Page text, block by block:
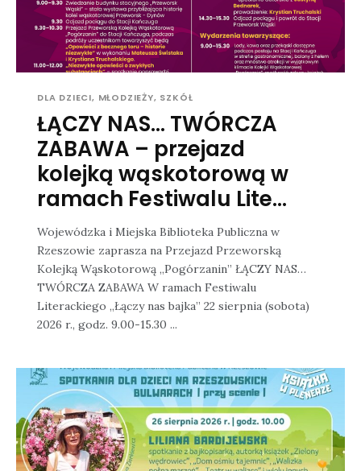
DLA DZIECI, MŁODZIEŻY, SZKÓŁ
ŁĄCZY NAS… TWÓRCZA
ZABAWA – przejazd
kolejką wąskotorową w
ramach Festiwalu Lite...
Wojewódzka i Miejska Biblioteka Publiczna w
Rzeszowie zaprasza na Przejazd Przeworską
Kolejką Wąskotorową „Pogórzanin” ŁĄCZY NAS…
TWÓRCZA ZABAWA W ramach Festiwalu
Literackiego „Łączy nas bajka” 22 sierpnia (sobota)
2026 r., godz. 9.00-15.30 ...